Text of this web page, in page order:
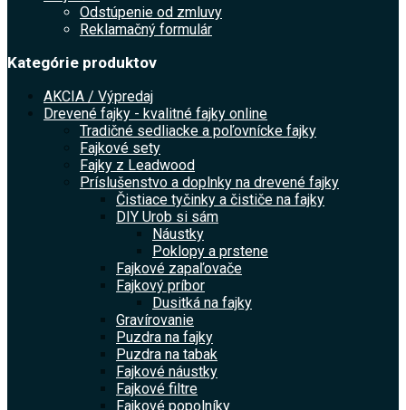
Odstúpenie od zmluvy
Reklamačný formulár
Kategórie produktov
AKCIA / Výpredaj
Drevené fajky - kvalitné fajky online
Tradičné sedliacke a poľovnícke fajky
Fajkové sety
Fajky z Leadwood
Príslušenstvo a doplnky na drevené fajky
Čistiace tyčinky a čističe na fajky
DIY Urob si sám
Náustky
Poklopy a prstene
Fajkové zapaľovače
Fajkový príbor
Dusitká na fajky
Gravírovanie
Puzdra na fajky
Puzdra na tabak
Fajkové náustky
Fajkové filtre
Fajkové popolníky